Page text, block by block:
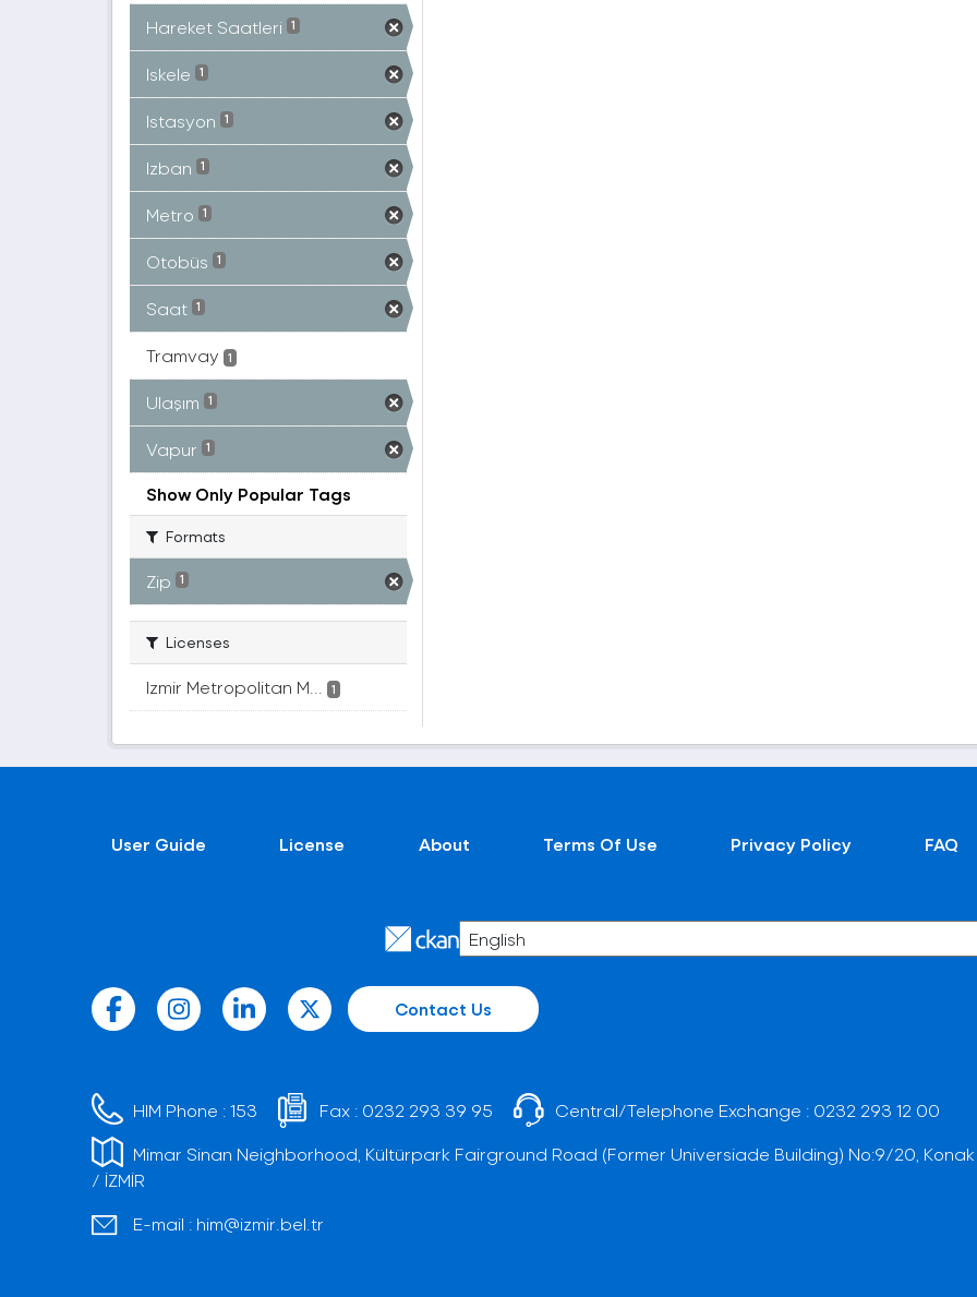
Hareket Saatleri 1
Iskele 1
Istasyon 1
Izban 1
Metro 1
Otobüs 1
Saat 1
Tramvay 1
Ulaşım 1
Vapur 1
Show Only Popular Tags
Formats
Zip 1
Licenses
Izmir Metropolitan M... 1
User Guide License About Terms Of Use Privacy Policy FAQ
Contact Us
HIM Phone :153 Fax : 0232 293 39 95 Central/Telephone Exchange : 0232 293 12 00
Mimar Sinan Neighborhood, Kültürpark Fairground Road (Former Universiade Building) No:9/20, Konak
/ İZMİR
E-mail : him@izmir.bel.tr